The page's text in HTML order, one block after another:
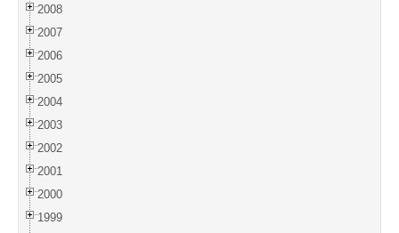
2008
2007
2006
2005
2004
2003
2002
2001
2000
1999